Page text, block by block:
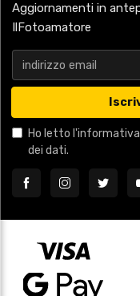
Aggiornamenti in
IlFotoamatore
Ho letto l'informativa
dei dati.